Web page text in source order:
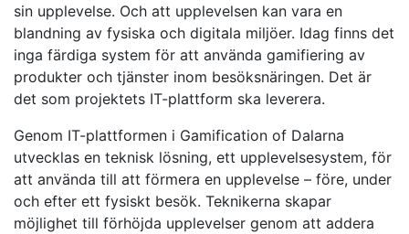
sin upplevelse. Och att upplevelsen kan vara en
blandning av fysiska och digitala miljöer. Idag finns det
inga färdiga system för att använda gamifiering av
produkter och tjänster inom besöksnäringen. Det är
det som projektets IT-plattform ska leverera.
Genom IT-plattformen i Gamification of Dalarna
utvecklas en teknisk lösning, ett upplevelsesystem, för
att använda till att förmera en upplevelse – före, under
och efter ett fysiskt besök. Teknikerna skapar
möjlighet till förhöjda upplevelser genom att addera